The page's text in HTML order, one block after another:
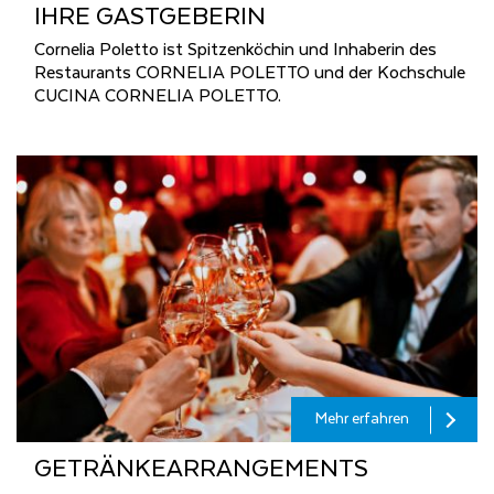
IHRE GAST­GE­BE­RIN
Cornelia Poletto ist Spitzenköchin und Inhaberin des
Restaurants CORNELIA POLETTO und der Kochschule
CUCINA CORNELIA POLETTO.
Mehr erfahren
GE­TRÄN­KE­AR­RAN­GE­MENTS